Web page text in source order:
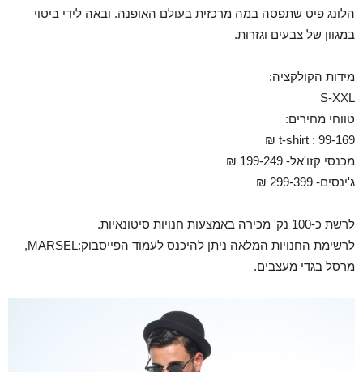
הלונג פיט שתפסה במה מרכזית בעולם האופנה. ובאה לידי ביטוי
במגוון של צבעים וגזרות.
מידות הקולקציה:
S-XXL
טווחי מחירים:
t-shirt : 99-169 ₪
מכנסי קזו'אל- 199-249 ₪
ג'ינסים- 299-399 ₪
לרשת כ-100 נק' מכירה באמצעות חנויות סיטונאיות.
לרשימת החנויות המלאה ניתן להיכנס לעמוד הפייסבוק:MARSEL,
מרסל בגדי מעצבים.